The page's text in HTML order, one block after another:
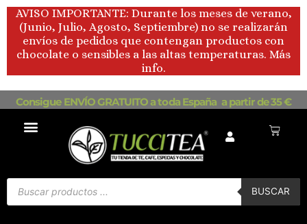
contenido
AVISO IMPORTANTE: Durante los meses de verano,
(Junio, Julio, Agosto, Septiembre) no se realizarán
envíos de pedidos que contengan productos con
chocolate o sensibles a las altas temperaturas. Más
info.
Consigue ENVÍO GRATUITO a toda España a partir de 35 €
Carrito
Búsqueda
productos
BUSCAR